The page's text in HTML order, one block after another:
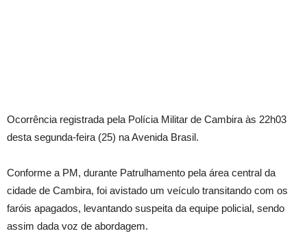
Ocorrência registrada pela Polícia Militar de Cambira às 22h03
desta segunda-feira (25) na Avenida Brasil.
Conforme a PM, durante Patrulhamento pela área central da
cidade de Cambira, foi avistado um veículo transitando com os
faróis apagados, levantando suspeita da equipe policial, sendo
assim dada voz de abordagem.